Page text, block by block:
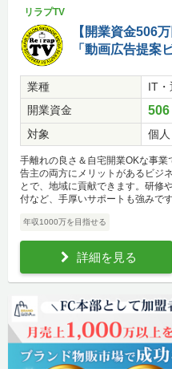
リラプTV
【開業資金506
「動画広告提案
業種
IT
開業資金
506
対象 個人
手離れの良さ＆自宅開業OKな事
告主の両方にメリットがあるビジ
とで、地域に貢献できます。研修
付など、手厚いサポートも強みです
年収1000万を目指せる
詳細を見る